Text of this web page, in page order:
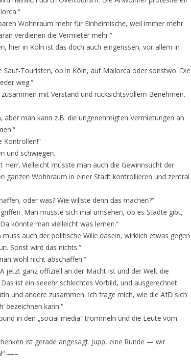
Wohnraum mehr für Einheimische, weil immer mehr
verdienen die Vermieter mehr.“
hier in Köln ist das doch auch eingerissen, vor allem in
Sauf-Touristen, ob in Köln, auf Mallorca oder sonstwo. Die
weg.“
mit Verstand und rücksichtsvollem Benehmen.
aber man kann z.B. die ungenehmigten Vermietungen an
Kontrollen!“
und schwiegen.
Herr. Vielleicht müsste man auch die Gewinnsucht der
ganzen Wohnraum in einer Stadt kontrollieren und zentral
oder was? Wie willste denn das machen?“
Man müsste sich mal umsehen, ob es Städte gibt,
könnte man vielleicht was lernen.“
muss auch der politische Wille dasein, wirklich etwas gegen
Sonst wird das nichts.“
wohl nicht abschaffen.“
jetzt ganz offiziell an der Macht ist und der Welt die
ist ein seeehr schlechtes Vorbild, und ausgerechnet
und andere zusammen. Ich frage mich, wie die AfD sich
bezeichnen kann.“
in den „social media“ trommeln und die Leute vom
ist gerade angesagt. Jupp, eine Runde — wir
—–